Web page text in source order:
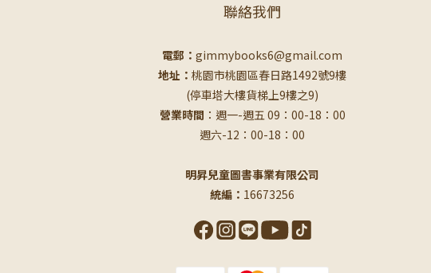
聯絡我們
電郵： gimmybooks6@gmail.com
地址： 桃園市桃園區春日路1492號9樓
(停車塔大樓貨梯上9樓之9)
營業時間 ：週一-週五 09：00-18：00
週六-12：00-18：00
明昇兒童圖書事業有限公司
統編： 16673256